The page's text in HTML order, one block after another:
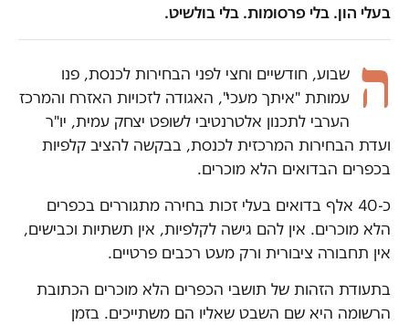
בעלי הון. בלי פרסומות. בלי בולשיט.
ה שבוע, חודשיים וחצי לפני הבחירות לכנסת, פנו
עמותת "איתך מעכי", האגודה לזכויות האזרח והמרכז
הערבי לתכנון אלטרנטיבי לשופט יצחק עמית, יו"ר
ועדת הבחירות המרכזית לכנסת, בבקשה להציב קלפיות
בכפרים הבדואים הלא מוכרים.
כ-40 אלף בדואים בעלי זכות בחירה מתגוררים בכפרים
הלא מוכרים. אין להם גישה לקלפיות, אין תשתיות וכבישים,
אין תחבורה ציבורית ורק מעט רכבים פרטיים.
בתעודת הזהות של תושבי הכפרים הלא מוכרים הכתובת
הרשומה היא שם השבט שאליו הם משתייכים. בזמן